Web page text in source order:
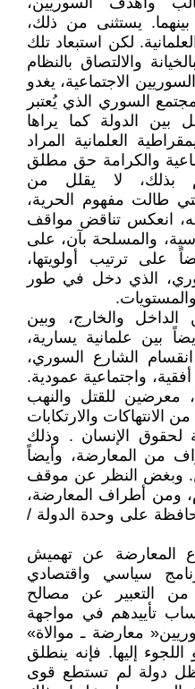
يستثنى من ذلك،
لكن استبعاد تلك
والالتصاق بالنظام
الاجتماعية، يغدو
السوري الذي يُعتبر
الدولة كما يراها
العلمانية المراد
والكرامة حق مطلق
بذلك، لا يقلل من
طالت مفهوم الحرية،
انعكس تناقض مواقف
والمسلحة بآن، على
على ترتيب أولويتها،
الذي دخل في طور
والمستويات.
والخارج، وبين
بين علمانية يسارية،
الشارع السوري،
واجتماعية عمودية.
معرضين للقتل والنهب
الانتهاكات والارتكابات
لحقوق الإنسان . وذلك
من المعارضة، وأيضاً
وبغض النظر عن موقف
ومن أطراف المعارضة،
على وحدة الدولة /
المعارضة عن تهميش
سياسي واقتصادي
من التعبير عن مصالح
تأييدهم في مواجهة
معارضة ـ موالاة»
إليها. فإنه ينطلق
دولة لم تستطع قوى